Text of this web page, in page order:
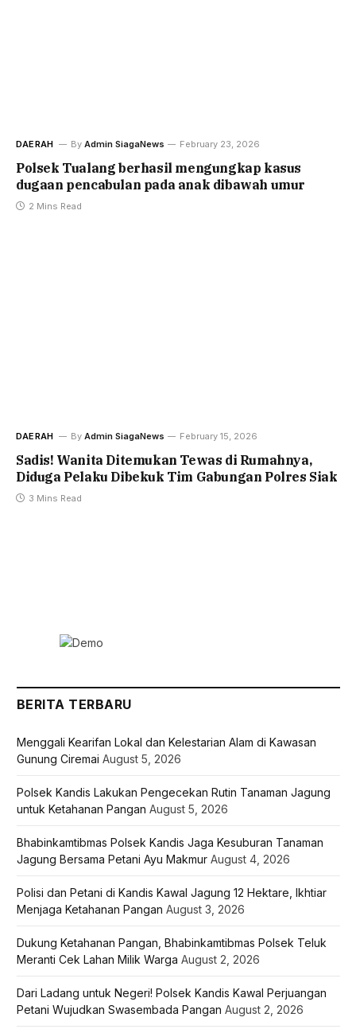
DAERAH By Admin SiagaNews February 23, 2026
Polsek Tualang berhasil mengungkap kasus
dugaan pencabulan pada anak dibawah umur
2 Mins Read
DAERAH By Admin SiagaNews February 15, 2026
Sadis! Wanita Ditemukan Tewas di Rumahnya,
Diduga Pelaku Dibekuk Tim Gabungan Polres Siak
3 Mins Read
BERITA TERBARU
Menggali Kearifan Lokal dan Kelestarian Alam di Kawasan
Gunung Ciremai August 5, 2026
Polsek Kandis Lakukan Pengecekan Rutin Tanaman Jagung
untuk Ketahanan Pangan August 5, 2026
Bhabinkamtibmas Polsek Kandis Jaga Kesuburan Tanaman
Jagung Bersama Petani Ayu Makmur August 4, 2026
Polisi dan Petani di Kandis Kawal Jagung 12 Hektare, Ikhtiar
Menjaga Ketahanan Pangan August 3, 2026
Dukung Ketahanan Pangan, Bhabinkamtibmas Polsek Teluk
Meranti Cek Lahan Milik Warga August 2, 2026
Dari Ladang untuk Negeri! Polsek Kandis Kawal Perjuangan
Petani Wujudkan Swasembada Pangan August 2, 2026